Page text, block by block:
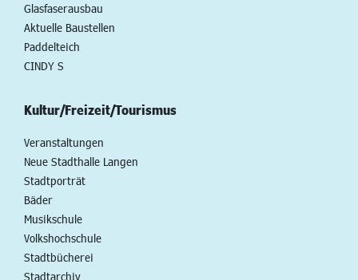
Glasfaserausbau
Aktuelle Baustellen
Paddelteich
CINDY S
Kultur/Freizeit/Tourismus
Veranstaltungen
Neue Stadthalle Langen
Stadtporträt
Bäder
Musikschule
Volkshochschule
Stadtbücherei
Stadtarchiv